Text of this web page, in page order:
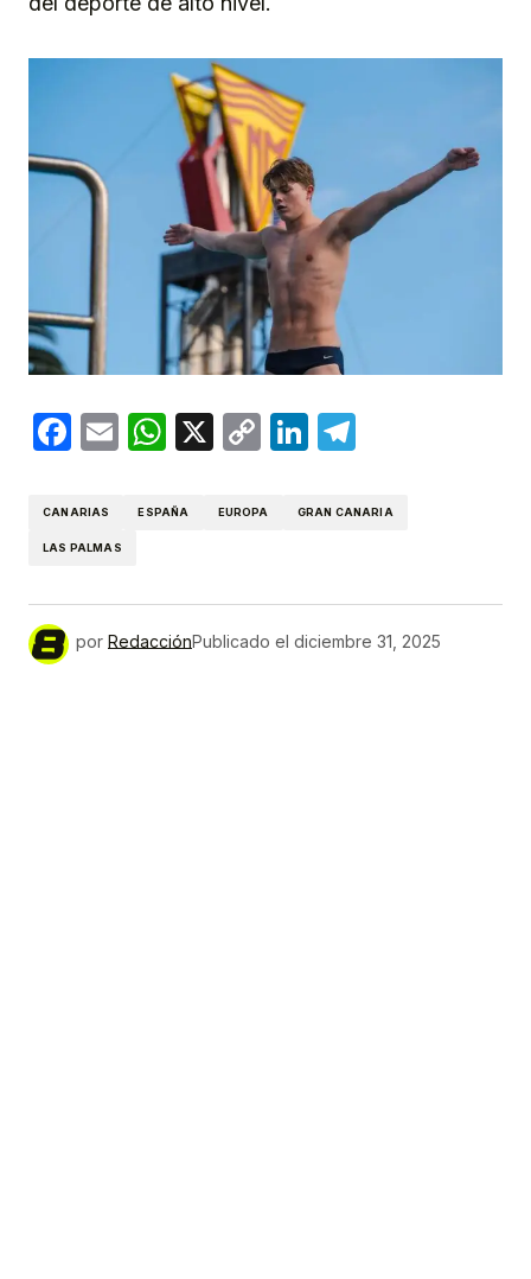
Facebook
EmailWhatsApp
X
CopyLinkedIn
CANARIAS ESPAÑA EUROPA GRAN CANARIA
LAS PALMAS
por RedacciónPublicado el diciembre 31, 2025